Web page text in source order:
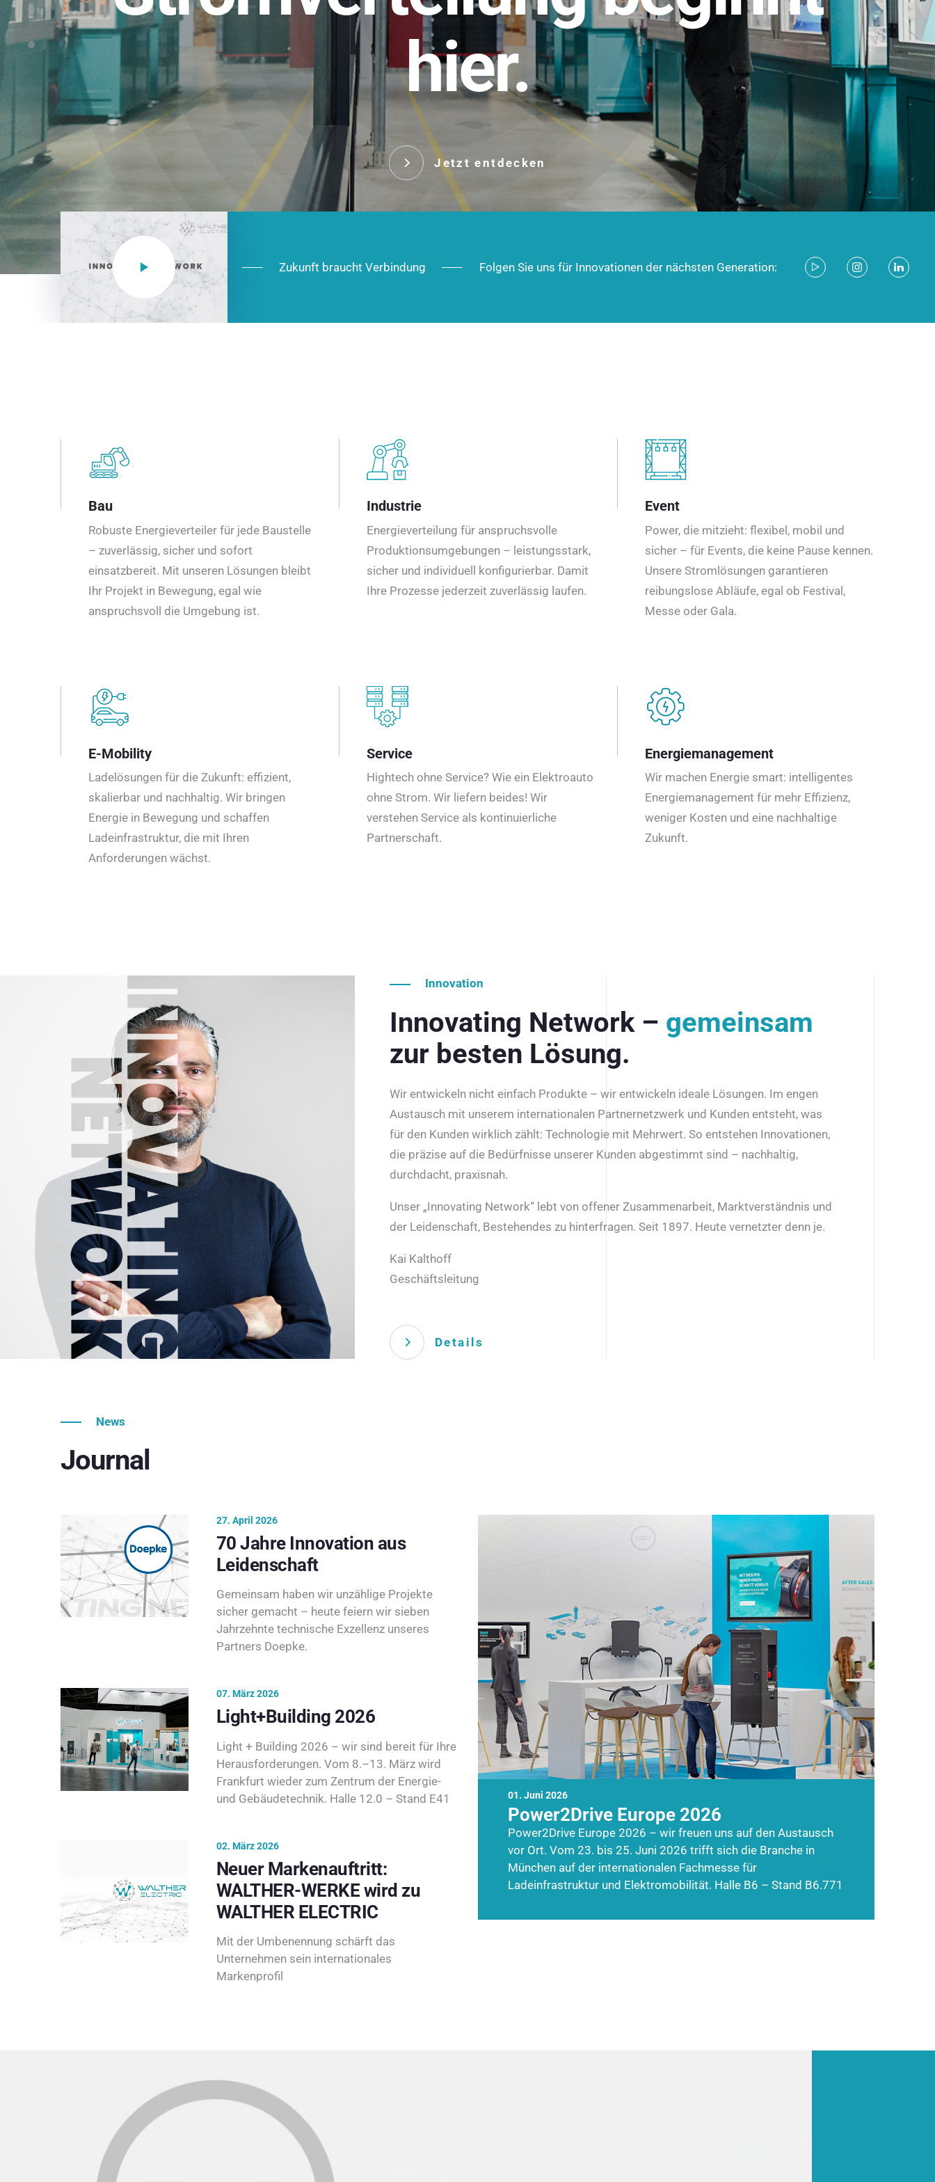
hier.
Jetzt entdecken
NEO CEE: Energieverteilung mit System. Robust im Alltag,
effizient in der Installation, zukunftsfähig im Ausbau.
Das innovative Stecksystem für industrielle Anwendungen –
robust, IP-geschützt und zukunftsfähig.
Jetzt entdecken
Zukunft braucht Verbindung Folgen Sie uns für Innovationen der nächsten Generation:
Bau
Robuste Energieverteiler für jede Baustelle
– zuverlässig, sicher und sofort
einsatzbereit. Mit unseren Lösungen bleibt
Ihr Projekt in Bewegung, egal wie
anspruchsvoll die Umgebung ist.
Industrie
Energieverteilung für anspruchsvolle
Produktionsumgebungen – leistungsstark,
sicher und individuell konfigurierbar. Damit
Ihre Prozesse jederzeit zuverlässig laufen.
Event
Power, die mitzieht: flexibel, mobil und
sicher – für Events, die keine Pause kennen.
Unsere Stromlösungen garantieren
reibungslose Abläufe, egal ob Festival,
Messe oder Gala.
E-Mobility
Ladelösungen für die Zukunft: effizient,
skalierbar und nachhaltig. Wir bringen
Energie in Bewegung und schaffen
Ladeinfrastruktur, die mit Ihren
Anforderungen wächst.
Service
Hightech ohne Service? Wie ein Elektroauto
ohne Strom. Wir liefern beides! Wir
verstehen Service als kontinuierliche
Partnerschaft.
Energiemanagement
Wir machen Energie smart: intelligentes
Energiemanagement für mehr Effizienz,
weniger Kosten und eine nachhaltige
Zukunft.
Innovation
Innovating Network – gemeinsam
zur besten Lösung.
Wir entwickeln nicht einfach Produkte – wir entwickeln ideale Lösungen. Im engen
Austausch mit unserem internationalen Partnernetzwerk und Kunden entsteht, was
für den Kunden wirklich zählt: Technologie mit Mehrwert. So entstehen Innovationen,
die präzise auf die Bedürfnisse unserer Kunden abgestimmt sind – nachhaltig,
durchdacht, praxisnah.
Unser „Innovating Network“ lebt von offener Zusammenarbeit, Marktverständnis und
der Leidenschaft, Bestehendes zu hinterfragen. Seit 1897. Heute vernetzter denn je.
Kai Kalthoff
Geschäftsleitung
Details
News
Journal
01. Juni 2026
Power2Drive Europe 2026
Power2Drive Europe 2026 – wir freuen uns auf den Austausch
vor Ort. Vom 23. bis 25. Juni 2026 trifft sich die Branche in
München auf der internationalen Fachmesse für
Ladeinfrastruktur und Elektromobilität. Halle B6 – Stand B6.771
27. April 2026
70 Jahre Innovation aus
Leidenschaft
Gemeinsam haben wir unzählige Projekte
sicher gemacht – heute feiern wir sieben
Jahrzehnte technische Exzellenz unseres
Partners Doepke.
07. März 2026
Light+Building 2026
Light + Building 2026 – wir sind bereit für Ihre
Herausforderungen. Vom 8.–13. März wird
Frankfurt wieder zum Zentrum der Energie-
und Gebäudetechnik. Halle 12.0 – Stand E41
02. März 2026
Neuer Markenauftritt:
WALTHER-WERKE wird zu
WALTHER ELECTRIC
Mit der Umbenennung schärft das
Unternehmen sein internationales
Markenprofil